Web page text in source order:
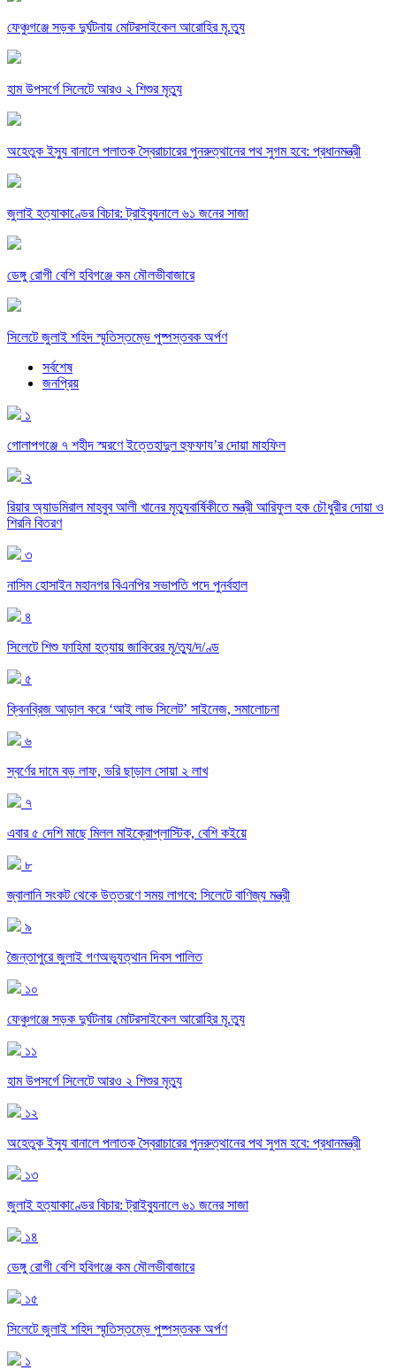
ফেঞ্চুগঞ্জে সড়ক দুর্ঘটনায় মোটরসাইকেল আরোহির মৃ.ত্যু
হাম উপসর্গে সিলেটে আরও ২ শিশুর মৃত্যু
অহেতুক ইস্যু বানালে পলাতক স্বৈরাচারের পুনরুত্থানের পথ সুগম হবে: প্রধানমন্ত্রী
জুলাই হত্যাকাণ্ডের বিচার: ট্রাইব্যুনালে ৬১ জনের সাজা
ডেঙ্গু রোগী বেশি হবিগঞ্জে কম মৌলভীবাজারে
সিলেটে জুলাই শহিদ স্মৃতিস্তম্ভে পুষ্পস্তবক অর্পণ
সর্বশেষ
জনপ্রিয়
১
গোলাপগঞ্জে ৭ শহীদ স্মরণে ইত্তেহাদুল হুফফায’র দোয়া মাহফিল
২
রিয়ার অ্যাডমিরাল মাহবুব আলী খানের মৃত্যুবার্ষিকীতে মন্ত্রী আরিফুল হক চৌধুরীর দোয়া ও
শিরনি বিতরণ
৩
নাসিম হোসাইন মহানগর বিএনপির সভাপতি পদে পুনর্বহাল
৪
সিলেটে শিশু ফাহিমা হত্যায় জাকিরের মৃ/ত্যু/দ/ণ্ড
৫
ক্বিনব্রিজ আড়াল করে ‘আই লাভ সিলেট’ সাইনেজ, সমালোচনা
৬
স্বর্ণের দামে বড় লাফ, ভরি ছাড়াল সোয়া ২ লাখ
৭
এবার ৫ দেশি মাছে মিলল মাইক্রোপ্লাস্টিক, বেশি কইয়ে
৮
জ্বালানি সংকট থেকে উত্তরণে সময় লাগবে: সিলেটে বাণিজ্য মন্ত্রী
৯
জৈন্তাপুরে জুলাই গণঅভ্যুত্থান দিবস পালিত
১০
ফেঞ্চুগঞ্জে সড়ক দুর্ঘটনায় মোটরসাইকেল আরোহির মৃ.ত্যু
১১
হাম উপসর্গে সিলেটে আরও ২ শিশুর মৃত্যু
১২
অহেতুক ইস্যু বানালে পলাতক স্বৈরাচারের পুনরুত্থানের পথ সুগম হবে: প্রধানমন্ত্রী
১৩
জুলাই হত্যাকাণ্ডের বিচার: ট্রাইব্যুনালে ৬১ জনের সাজা
১৪
ডেঙ্গু রোগী বেশি হবিগঞ্জে কম মৌলভীবাজারে
১৫
সিলেটে জুলাই শহিদ স্মৃতিস্তম্ভে পুষ্পস্তবক অর্পণ
১